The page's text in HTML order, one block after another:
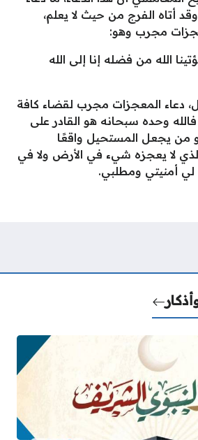
أتاه الفرج من حيث لا يعلم،
مجرب وهو:
الله من فضله إنا إلى الله
دعاء المعجزات مجرب لقضاء كافة
وحده سبحانه هو القادر على
من يجعل المستحيل واقعًا
الذي لا يعجزه شيء في الأرض ولا في
أمنيتي ومطلبي.